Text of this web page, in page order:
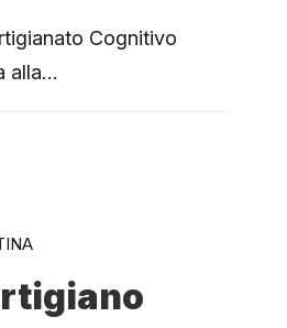
Cognitivo
alla…